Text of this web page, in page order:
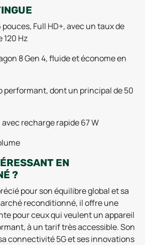
pouces, Full HD+, avec un taux de
Hz
8 Gen 4, fluide et économe en
performant, dont un principal de 50
recharge rapide 67 W
EN
?
pour son équilibre global et sa
reconditionné, il offre une
pour ceux qui veulent un appareil
à un tarif très accessible. Son
connectivité 5G et ses innovations